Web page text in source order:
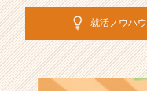
就活ノウハウ